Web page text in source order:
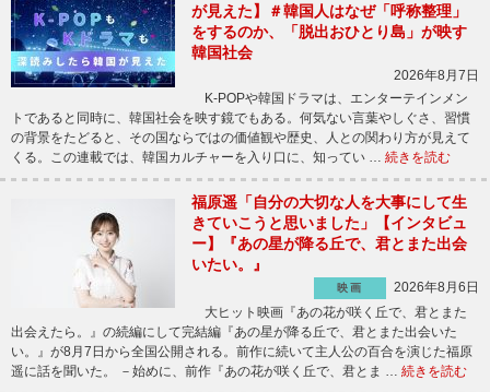
が見えた】＃韓国人はなぜ「呼称整理」
をするのか、「脱出おひとり島」が映す
韓国社会
2026年8月7日
K-POPや韓国ドラマは、エンターテインメン
トであると同時に、韓国社会を映す鏡でもある。何気ない言葉やしぐさ、習慣
の背景をたどると、その国ならではの価値観や歴史、人との関わり方が見えて
くる。この連載では、韓国カルチャーを入り口に、知ってい … 続きを読む
福原遥「自分の大切な人を大事にして生
きていこうと思いました」【インタビュ
ー】『あの星が降る丘で、君とまた出会
いたい。』
映画
2026年8月6日
大ヒット映画『あの花が咲く丘で、君とまた
出会えたら。』の続編にして完結編『あの星が降る丘で、君とまた出会いた
い。』が8月7日から全国公開される。前作に続いて主人公の百合を演じた福原
遥に話を聞いた。 －始めに、前作『あの花が咲く丘で、君とま … 続きを読む